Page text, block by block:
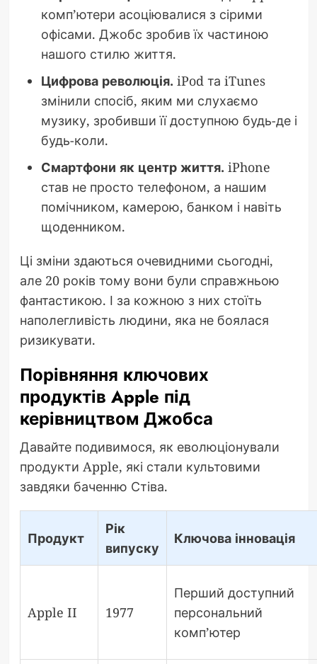
комп’ютери асоціювалися з сірими
офісами. Джобс зробив їх частиною
нашого стилю життя.
Цифрова революція. iPod та iTunes
змінили спосіб, яким ми слухаємо
музику, зробивши її доступною будь-де і
будь-коли.
Смартфони як центр життя. iPhone
став не просто телефоном, а нашим
помічником, камерою, банком і навіть
щоденником.
Ці зміни здаються очевидними сьогодні,
але 20 років тому вони були справжньою
фантастикою. І за кожною з них стоїть
наполегливість людини, яка не боялася
ризикувати.
Порівняння ключових
продуктів Apple під
керівництвом Джобса
Давайте подивимося, як еволюціонували
продукти Apple, які стали культовими
завдяки баченню Стіва.
Продукт
Рік
випуску
Ключова інновація
Apple II 1977
Перший доступний
персональний
комп’ютер